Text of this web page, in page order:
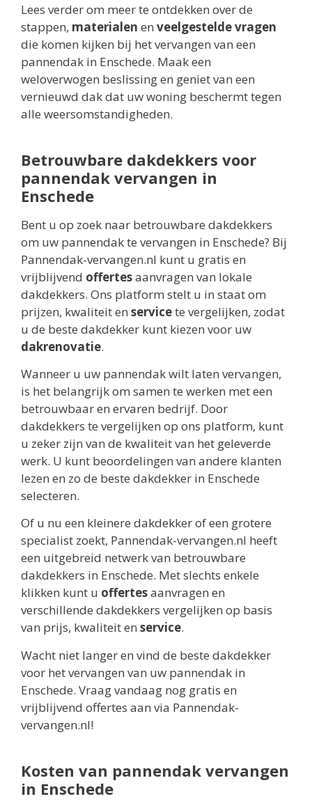
Lees verder om meer te ontdekken over de
stappen, materialen en veelgestelde vragen
die komen kijken bij het vervangen van een
pannendak in Enschede. Maak een
weloverwogen beslissing en geniet van een
vernieuwd dak dat uw woning beschermt tegen
alle weersomstandigheden.
Betrouwbare dakdekkers voor
pannendak vervangen in
Enschede
Bent u op zoek naar betrouwbare dakdekkers
om uw pannendak te vervangen in Enschede? Bij
Pannendak-vervangen.nl kunt u gratis en
vrijblijvend offertesaanvragen van lokale
dakdekkers. Ons platform stelt u in staat om
prijzen, kwaliteit en servicete vergelijken, zodat
u de beste dakdekker kunt kiezen voor uw
dakrenovatie.
Wanneer u uw pannendak wilt laten vervangen,
is het belangrijk om samen te werken met een
betrouwbaar en ervaren bedrijf. Door
dakdekkers te vergelijken op ons platform, kunt
u zeker zijn van de kwaliteit van het geleverde
werk. U kunt beoordelingen van andere klanten
lezen en zo de beste dakdekker in Enschede
selecteren.
Of u nu een kleinere dakdekker of een grotere
specialist zoekt, Pannendak-vervangen.nl heeft
een uitgebreid netwerk van betrouwbare
dakdekkers in Enschede. Met slechts enkele
klikken kunt u offertesaanvragen en
verschillende dakdekkers vergelijken op basis
van prijs, kwaliteit en service.
Wacht niet langer en vind de beste dakdekker
voor het vervangen van uw pannendak in
Enschede. Vraag vandaag nog gratis en
vrijblijvend offertes aan via Pannendak-
vervangen.nl!
Kosten van pannendak vervangen
in Enschede